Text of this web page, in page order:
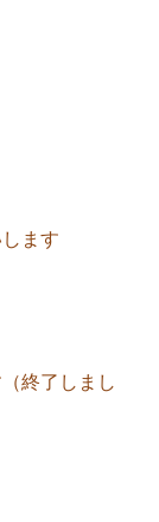
ます
終了しまし